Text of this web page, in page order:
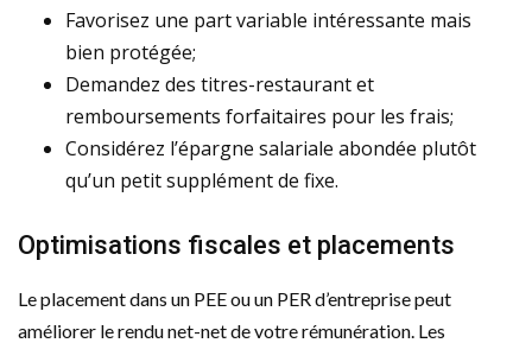
Favorisez une part variable intéressante mais
bien protégée;
Demandez des titres-restaurant et
remboursements forfaitaires pour les frais;
Considérez l’épargne salariale abondée plutôt
qu’un petit supplément de fixe.
Optimisations fiscales et placements
Le placement dans un PEE ou un PER d’entreprise peut
améliorer le rendu net-net de votre rémunération. Les